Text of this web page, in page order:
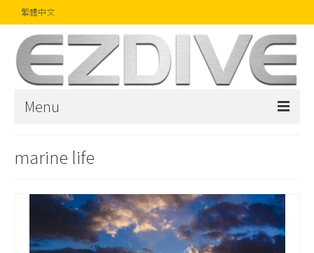
繁體中文
Menu
文章
精品
marine life